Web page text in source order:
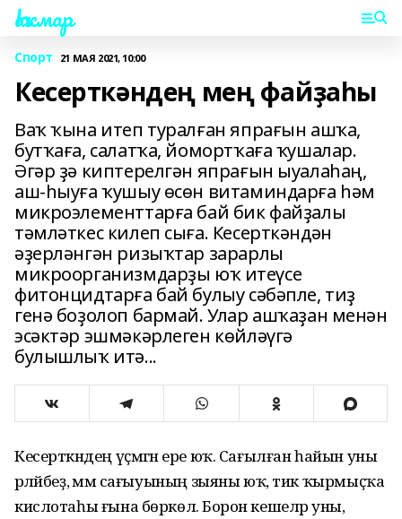
Һаҡмар
Спорт 21 МАЯ 2021, 10:00
Кесерткәндең мең файҙаһы
Ваҡ ҡына итеп туралған япрағын ашҡа,
бутҡаға, салатҡа, йомортҡаға ҡушалар.
Әгәр ҙә киптерелгән япрағын ыуалаһаң,
аш-һыуға ҡушыу өсөн витаминдарға һәм
микроэлементтарға бай бик файҙалы
тәмләткес килеп сыға. Кесерткәндән
әҙерләнгән ризыҡтар зарарлы
микроорганизмдарҙы юҡ итеүсе
фитонцидтарға бай булыу сәбәпле, тиҙ
генә боҙолоп бармай. Улар ашҡаҙан менән
эсәктәр эшмәкәрлеген көйләүгә
булышлыҡ итә...
Кесерткәндең үҫмәгән ере юҡ. Сағылған һайын уны
әрләйбеҙ, әммә сағыуының зыяны юҡ, тик ҡырмыҫҡа
кислотаһы ғына бөркөлә. Борон кешеләр уны,